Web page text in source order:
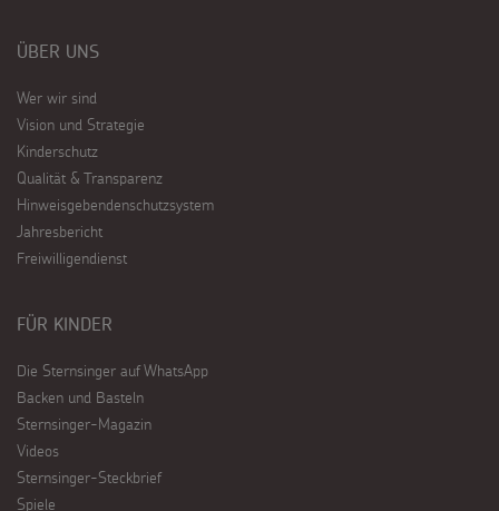
ÜBER UNS
Wer wir sind
Vision und Strategie
Kinderschutz
Qualität & Transparenz
Hinweisgebendenschutzsystem
Jahresbericht
Freiwilligendienst
FÜR KINDER
Die Sternsinger auf WhatsApp
Backen und Basteln
Sternsinger-Magazin
Videos
Sternsinger-Steckbrief
Spiele